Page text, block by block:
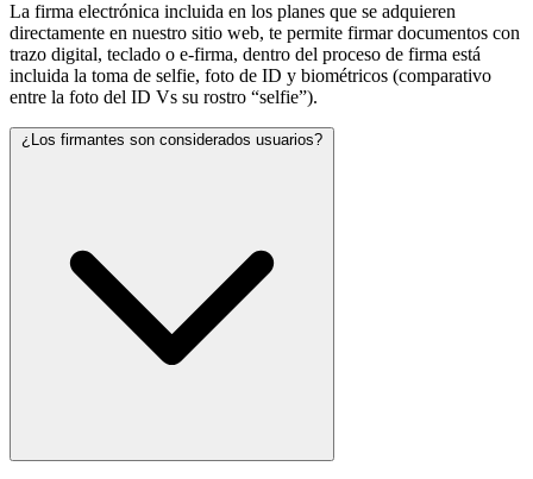
La firma electrónica incluida en los planes que se adquieren
directamente en nuestro sitio web, te permite firmar documentos con
trazo digital, teclado o e-firma, dentro del proceso de firma está
incluida la toma de selfie, foto de ID y biométricos (comparativo
entre la foto del ID Vs su rostro “selfie”).
¿Los firmantes son considerados usuarios?